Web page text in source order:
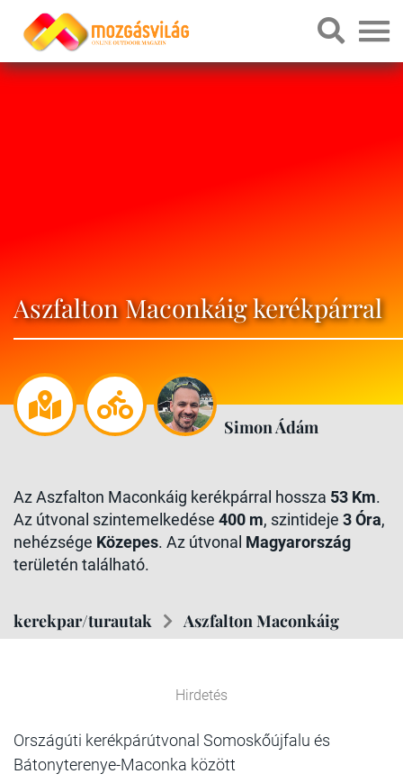
Aszfalton Maconkáig kerékpárral
Simon Ádám
Az Aszfalton Maconkáig kerékpárral hossza 53 Km.
Az útvonal szintemelkedése 400 m, szintideje 3 Óra,
nehézsége Közepes. Az útvonal Magyarország
területén található.
kerekpar/turautak Aszfalton Maconkáig
Hirdetés
Országúti kerékpárútvonal Somoskőújfalu és
Bátonyterenye-Maconka között